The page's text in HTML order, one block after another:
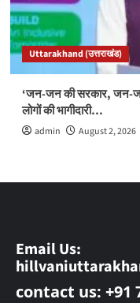
Uttarakhand (उत्तराखंड)
‘जन-जन की सरकार, जन-
लोगों की भागीदारी…
admin August 2, 2026
Email Us:
contact us: +91